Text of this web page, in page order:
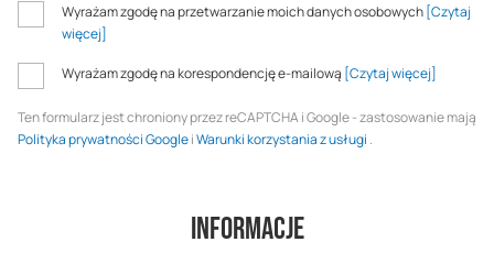
Wyrażam zgodę na przetwarzanie moich danych osobowych [Czytaj
więcej]
Wyrażam zgodę na korespondencję e-mailową [Czytaj więcej]
Ten formularz jest chroniony przez reCAPTCHA i Google - zastosowanie mają
Polityka prywatności GoogleiWarunki korzystania z usługi .
Informacje